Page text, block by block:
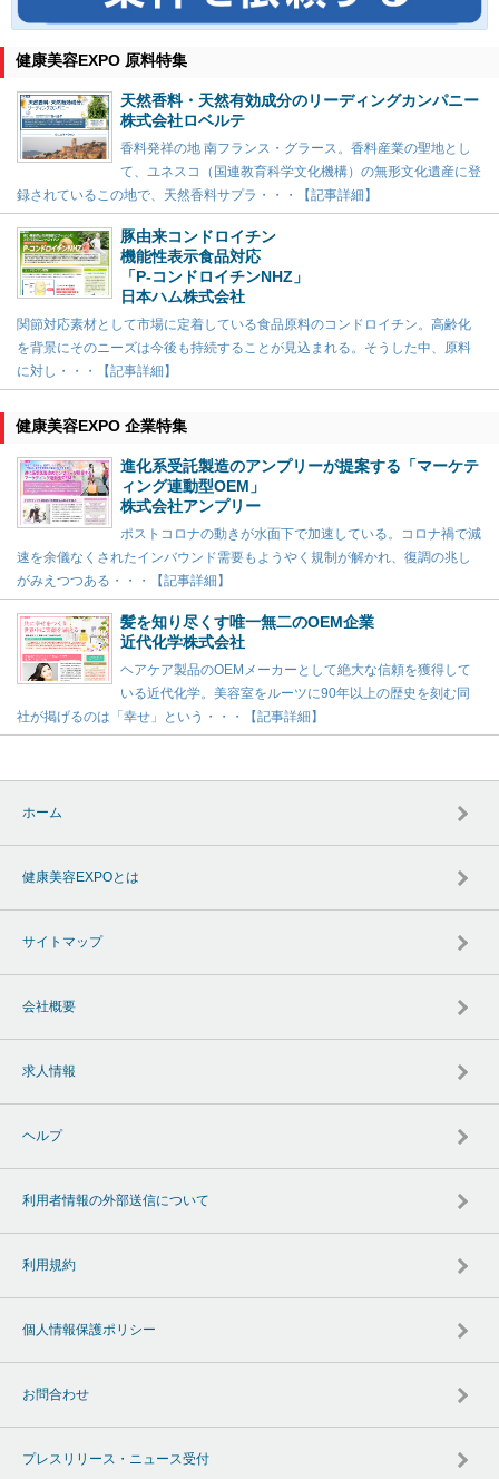
健康美容EXPO 原料特集
天然香料・天然有効成分のリーディングカンパニー
株式会社ロベルテ
香料発祥の地 南フランス・グラース。香料産業の聖地とし
て、ユネスコ（国連教育科学文化機構）の無形文化遺産に登
録されているこの地で、天然香料サプラ・・・【記事詳細】
豚由来コンドロイチン
機能性表示食品対応
「P-コンドロイチンNHZ」
日本ハム株式会社
関節対応素材として市場に定着している食品原料のコンドロイチン。高齢化
を背景にそのニーズは今後も持続することが見込まれる。そうした中、原料
に対し・・・【記事詳細】
健康美容EXPO 企業特集
進化系受託製造のアンプリーが提案する「マーケテ
ィング連動型OEM」
株式会社アンプリー
ポストコロナの動きが水面下で加速している。コロナ禍で減
速を余儀なくされたインバウンド需要もようやく規制が解かれ、復調の兆し
がみえつつある・・・【記事詳細】
髪を知り尽くす唯一無二のOEM企業
近代化学株式会社
ヘアケア製品のOEMメーカーとして絶大な信頼を獲得して
いる近代化学。美容室をルーツに90年以上の歴史を刻む同
社が掲げるのは「幸せ」という・・・【記事詳細】
ホーム
健康美容EXPOとは
サイトマップ
会社概要
求人情報
ヘルプ
利用者情報の外部送信について
利用規約
個人情報保護ポリシー
お問合わせ
プレスリリース・ニュース受付